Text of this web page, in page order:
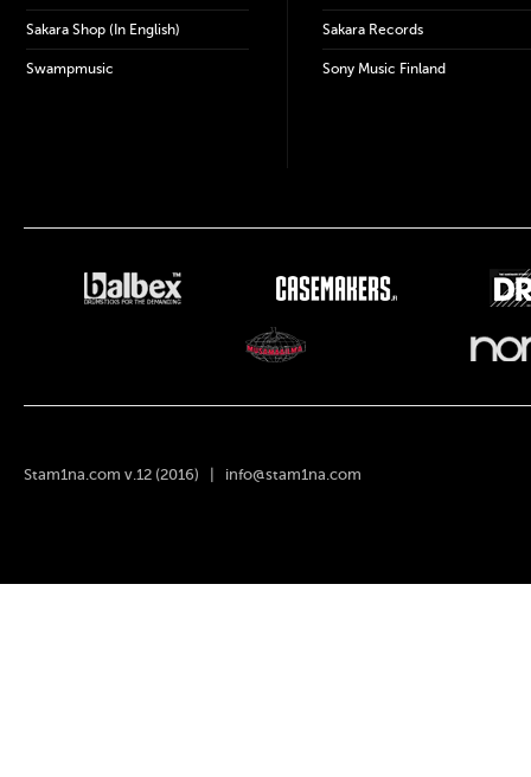
Sakara Shop (In English)
Swampmusic
Sakara Records
Sony Music Finland
Stam1na.com v.12 (2016) | info@stam1na.com